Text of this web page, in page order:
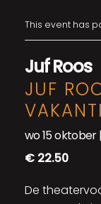
This event has
Juf Roos
JUF
wo 15 oktober
€ 22.50
De